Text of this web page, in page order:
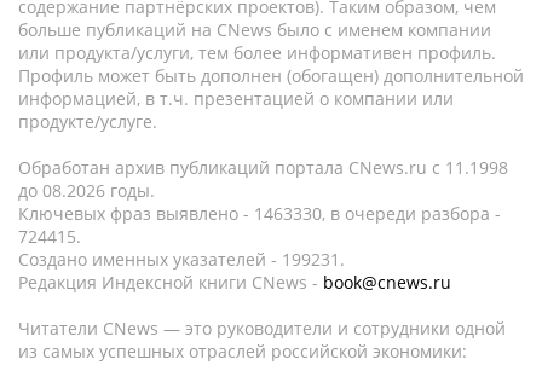
содержание партнёрских проектов). Таким образом, чем
больше публикаций на CNews было с именем компании
или продукта/услуги, тем более информативен профиль.
Профиль может быть дополнен (обогащен) дополнительной
информацией, в т.ч. презентацией о компании или
продукте/услуге.
Обработан архив публикаций портала CNews.ru c 11.1998
до 08.2026 годы.
Ключевых фраз выявлено - 1463330, в очереди разбора -
724415.
Создано именных указателей - 199231.
Редакция Индексной книги CNews - book@cnews.ru
Читатели CNews — это руководители и сотрудники одной
из самых успешных отраслей российской экономики: